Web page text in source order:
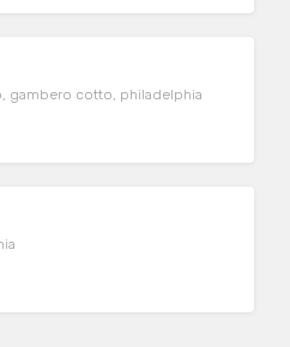
gambero cotto, philadelphia